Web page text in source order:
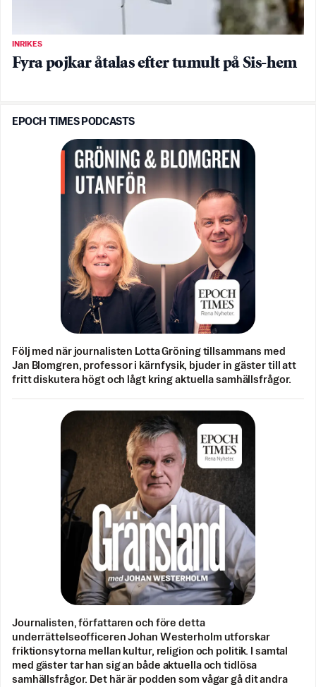
INRIKES
Fyra pojkar åtalas efter tumult på Sis-hem
EPOCH TIMES PODCASTS
Följ med när journalisten Lotta Gröning tillsammans med
Jan Blomgren, professor i kärnfysik, bjuder in gäster till att
fritt diskutera högt och lågt kring aktuella samhällsfrågor.
Journalisten, författaren och före detta
underrättelseofficeren Johan Westerholm utforskar
friktionsytorna mellan kultur, religion och politik. I samtal
med gäster tar han sig an både aktuella och tidlösa
samhällsfrågor. Det här är podden som vågar gå dit andra